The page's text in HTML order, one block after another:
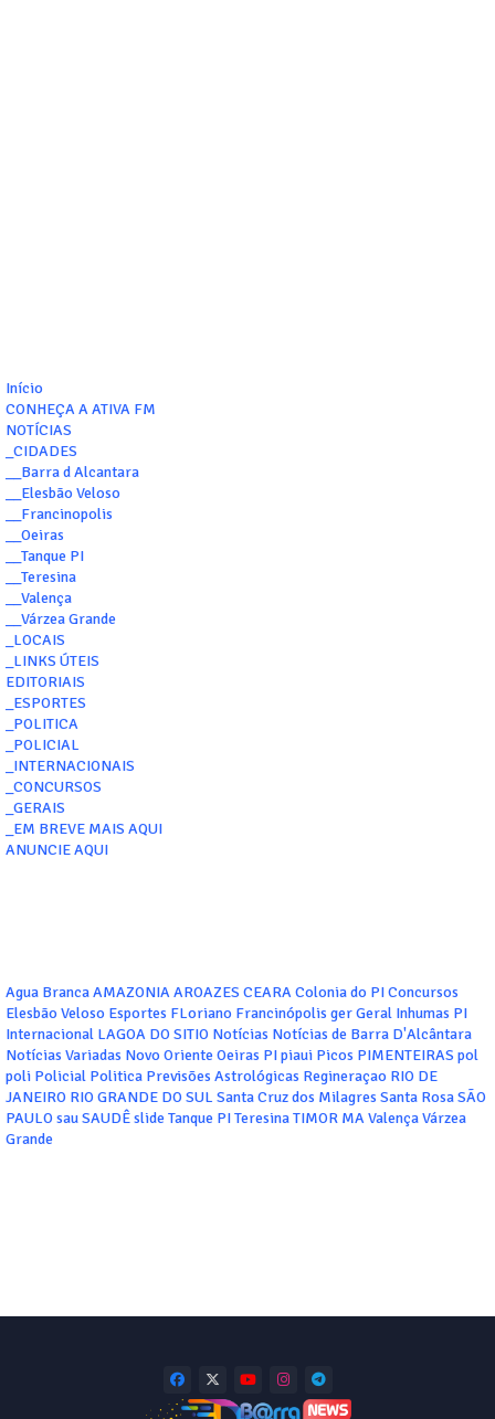
Início
CONHEÇA A ATIVA FM
NOTÍCIAS
_CIDADES
__Barra d Alcantara
__Elesbão Veloso
__Francinopolis
__Oeiras
__Tanque PI
__Teresina
__Valença
__Várzea Grande
_LOCAIS
_LINKS ÚTEIS
EDITORIAIS
_ESPORTES
_POLITICA
_POLICIAL
_INTERNACIONAIS
_CONCURSOS
_GERAIS
_EM BREVE MAIS AQUI
ANUNCIE AQUI
Agua BrancaAMAZONIAAROAZES CEARAColonia do PIConcursos
Elesbão Veloso Esportes FLoriano Francinópolis gerGeral Inhumas PI
Internacional LAGOA DO SITIO Notícias Notícias de Barra D'Alcântara
Notícias Variadas Novo Oriente Oeiras PIpiaui Picos PIMENTEIRAS pol
poli Policial Politica Previsões Astrológicas Regineraçao RIO DE
JANEIRO RIO GRANDE DO SUL Santa Cruz dos Milagres Santa RosaSÃO
PAULOsauSAUDÊslide Tanque PITeresinaTIMOR MAValençaVárzea
Grande